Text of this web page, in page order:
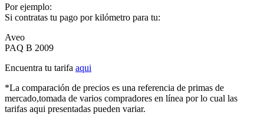
Por ejemplo:
Si contratas tu pago por kilómetro para tu:
Aveo
PAQ B 2009
Encuentra tu tarifa aqui
*La comparación de precios es una referencia de primas de
mercado,tomada de varios compradores en línea por lo cual las
tarifas aqui presentadas pueden variar.